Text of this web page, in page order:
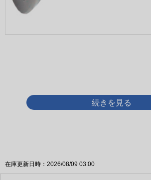
在庫更新日時：2026/08/09 03:00